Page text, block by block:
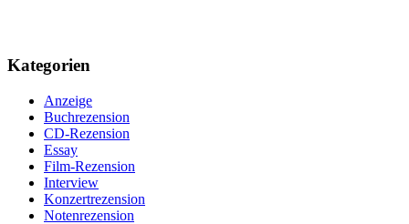
Kategorien
Anzeige
Buchrezension
CD-Rezension
Essay
Film-Rezension
Interview
Konzertrezension
Notenrezension